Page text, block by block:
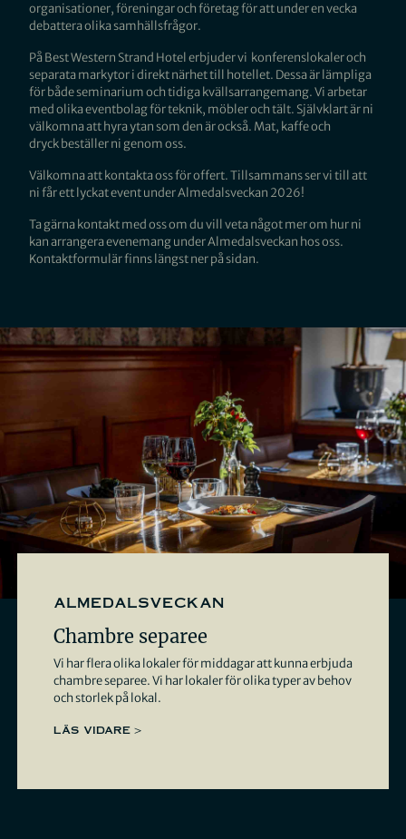
organisationer, föreningar och företag för att under en vecka
debattera olika samhällsfrågor.
På Best Western Strand Hotel erbjuder vi konferenslokaleroch
separata markytor i direkt närhet till hotellet. Dessa är lämpliga
för både seminarium och tidiga kvällsarrangemang. Vi arbetar
med olika eventbolag för teknik, möbler och tält. Självklart är ni
välkomna att hyra ytan som den är också. Mat, kaffe och
dryck beställer ni genom oss.
Välkomna att kontakta oss för offert. Tillsammans ser vi till att
ni får ett lyckat event under Almedalsveckan 2026!
Ta gärna kontakt med oss om du vill veta något mer om hur ni
kan arrangera evenemang under Almedalsveckan hos oss.
Kontaktformulär finns längst ner på sidan.
almedalsveckan
Chambre separee
Vi har flera olika lokaler för middagar att kunna erbjuda
chambre separee. Vi har lokaler för olika typer av behov
och storlek på lokal.
LÄS VIDARE >